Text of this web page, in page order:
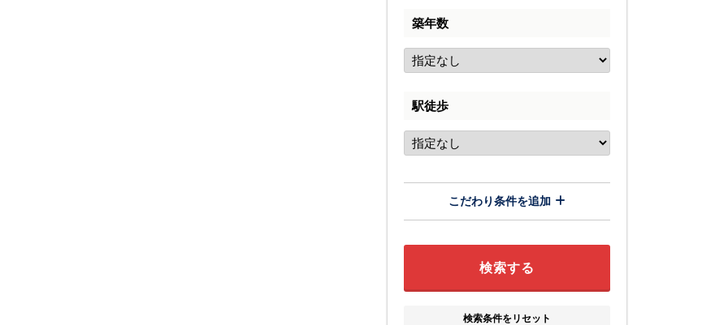
築年数
駅徒歩
こだわり条件を追加
検索条件をリセット